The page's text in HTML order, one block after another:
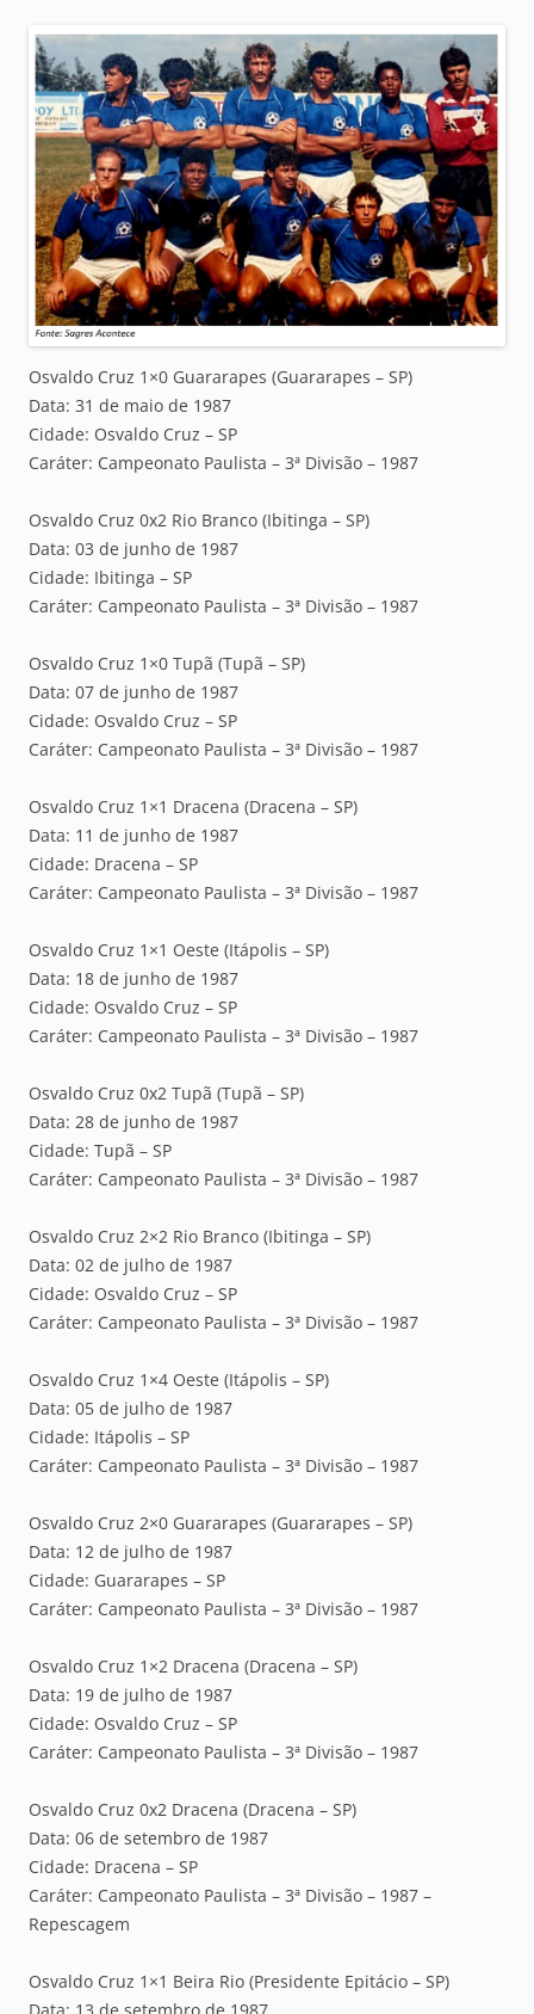
Osvaldo Cruz 1×0 Guararapes (Guararapes – SP)
Data: 31 de maio de 1987
Cidade: Osvaldo Cruz – SP
Caráter: Campeonato Paulista – 3ª Divisão – 1987
Osvaldo Cruz 0x2 Rio Branco (Ibitinga – SP)
Data: 03 de junho de 1987
Cidade: Ibitinga – SP
Caráter: Campeonato Paulista – 3ª Divisão – 1987
Osvaldo Cruz 1×0 Tupã (Tupã – SP)
Data: 07 de junho de 1987
Cidade: Osvaldo Cruz – SP
Caráter: Campeonato Paulista – 3ª Divisão – 1987
Osvaldo Cruz 1×1 Dracena (Dracena – SP)
Data: 11 de junho de 1987
Cidade: Dracena – SP
Caráter: Campeonato Paulista – 3ª Divisão – 1987
Osvaldo Cruz 1×1 Oeste (Itápolis – SP)
Data: 18 de junho de 1987
Cidade: Osvaldo Cruz – SP
Caráter: Campeonato Paulista – 3ª Divisão – 1987
Osvaldo Cruz 0x2 Tupã (Tupã – SP)
Data: 28 de junho de 1987
Cidade: Tupã – SP
Caráter: Campeonato Paulista – 3ª Divisão – 1987
Osvaldo Cruz 2×2 Rio Branco (Ibitinga – SP)
Data: 02 de julho de 1987
Cidade: Osvaldo Cruz – SP
Caráter: Campeonato Paulista – 3ª Divisão – 1987
Osvaldo Cruz 1×4 Oeste (Itápolis – SP)
Data: 05 de julho de 1987
Cidade: Itápolis – SP
Caráter: Campeonato Paulista – 3ª Divisão – 1987
Osvaldo Cruz 2×0 Guararapes (Guararapes – SP)
Data: 12 de julho de 1987
Cidade: Guararapes – SP
Caráter: Campeonato Paulista – 3ª Divisão – 1987
Osvaldo Cruz 1×2 Dracena (Dracena – SP)
Data: 19 de julho de 1987
Cidade: Osvaldo Cruz – SP
Caráter: Campeonato Paulista – 3ª Divisão – 1987
Osvaldo Cruz 0x2 Dracena (Dracena – SP)
Data: 06 de setembro de 1987
Cidade: Dracena – SP
Caráter: Campeonato Paulista – 3ª Divisão – 1987 –
Repescagem
Osvaldo Cruz 1×1 Beira Rio (Presidente Epitácio – SP)